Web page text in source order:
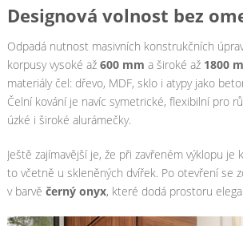
Designová volnost bez
Odpadá nutnost masivních konstrukčních
korpusy vysoké až 600 mm a široké až 1800
materiály čel: dřevo, MDF, sklo i atypy jako
Čelní kování je navíc symetrické, flexibilní pro
úzké i široké alurámečky.
Ještě zajímavější je, že při zavřeném výklopu je
to včetně u skleněných dvířek. Po otevření se
v barvě černý onyx, které dodá prostoru